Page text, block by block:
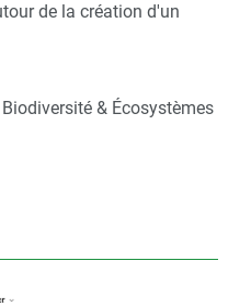
de la création d'un
& Écosystèmes